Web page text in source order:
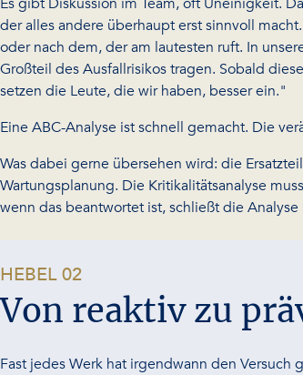
der alles andere überhaupt erst sinnvoll
oder nach dem, der am lautesten ruft. In
Großteil des Ausfallrisikos tragen. Sobald
setzen die Leute, die wir haben, besser ein."
Eine ABC-Analyse ist schnell gemacht. Die
Was dabei gerne übersehen wird: die
Wartungsplanung. Die Kritikalitätsanalyse
wenn das beantwortet ist, schließt die Analyse
HEBEL 02-
Von reaktiv zu
Fast jedes Werk hat irgendwann den